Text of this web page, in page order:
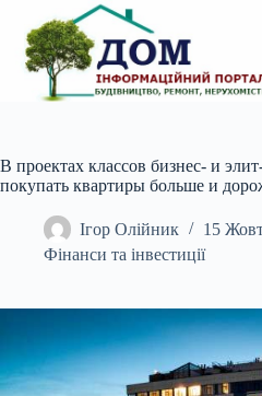
вмісту
В проектах классов бизнес- и
покупать квартиры больше и
Ігор Олійник
15
Фінанси та інвестиції